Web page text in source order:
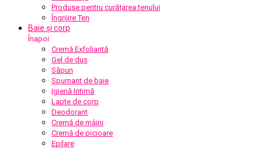
Produse pentru curățarea tenului
Îngrijire Ten
Baie și corp
Înapoi
Cremă Exfoliantă
Gel de duș
Săpun
Spumant de baie
Igienă Intimă
Lapte de corp
Deodorant
Cremă de mâini
Cremă de picioare
Epilare